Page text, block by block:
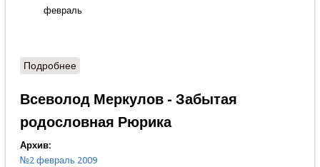
февраль
Подробнеео Зарубки
Всеволод Меркулов - Забытая
родословная Рюрика
Архив:
№2 февраль 2009